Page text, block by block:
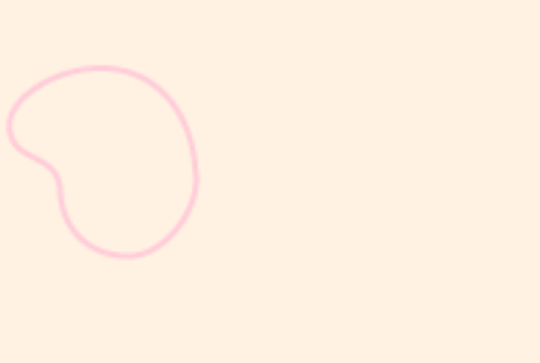
Selain berat badan, tinggi badan menjadi salah satu indikator
utama untuk menilai apakah tumbuh kembang si Kecil berjalan